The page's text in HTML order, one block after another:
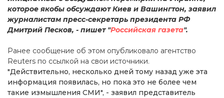
которое якобы обсуждают Киев и Вашингтон, заявил
журналистам пресс-секретарь президента РФ
Дмитрий Песков, - пишет "Российская газета".
Ранее сообщение об этом опубликовало агентство
Reuters по ссылкой на свои источники.
"Действительно, несколько дней тому назад уже эта
информация появилась, но пока это не более чем
такие измышления СМИ", - заявил представитель